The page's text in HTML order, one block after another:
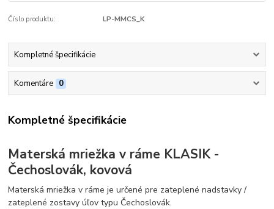
Číslo produktu: LP-MMCS_K
Kompletné špecifikácie
Komentáre 0
Kompletné špecifikácie
Materská mriežka v ráme KLASIK -
Čechoslovák, kovová
Materská mriežka v ráme je určené pre zateplené nadstavky /
zateplené zostavy úľov typu Čechoslovák.